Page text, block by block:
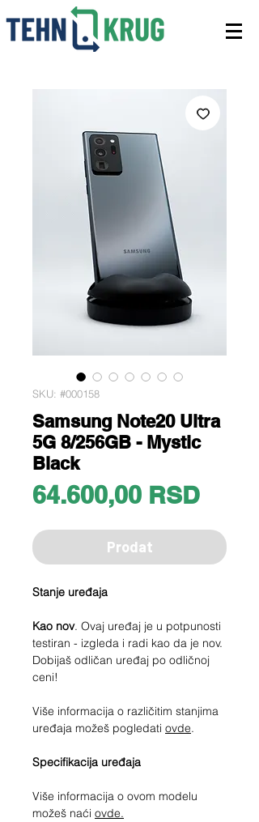
SKU: #000158
Samsung Note20 Ultra
5G 8/256GB - Mystic
Black
64.600,00 RSDPrice
Prodat
Stanje uređaja
Kao nov. Ovaj uređaj je u potpunosti
testiran - izgleda i radi kao da je nov.
Dobijaš odličan uređaj po odličnoj
ceni!
Više informacija o različitim stanjima
uređaja možeš pogledati ovde.
Specifikacija uređaja
Više informacija o ovom modelu
možeš naći ovde.